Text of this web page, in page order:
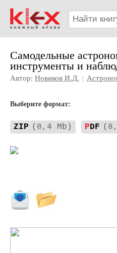
Самодельные
инструменты и
Автор: Новиков И.Д. |
Выберите формат:
ZIP (8,4 Mb) PDF